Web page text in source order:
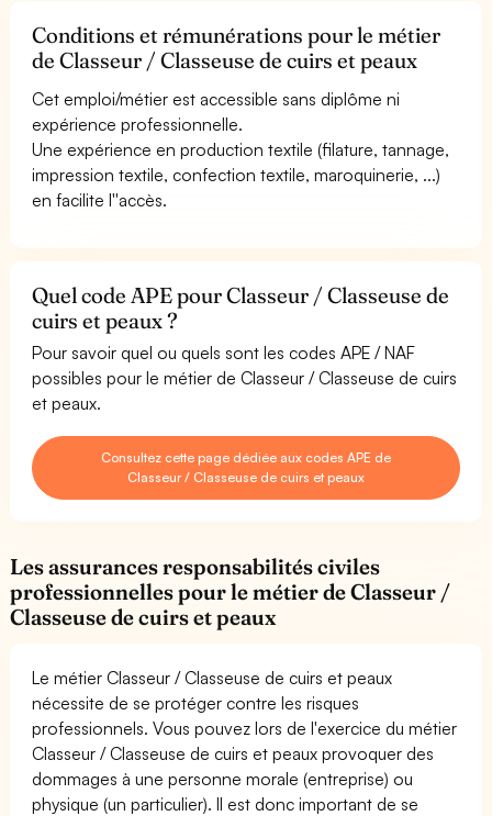
Conditions et rémunérations pour le métier
de Classeur / Classeuse de cuirs et peaux
Cet emploi/métier est accessible sans diplôme ni
expérience professionnelle.
Une expérience en production textile (filature, tannage,
impression textile, confection textile, maroquinerie, ...)
en facilite l''accès.
Quel code APE pour Classeur / Classeuse de
cuirs et peaux ?
Pour savoir quel ou quels sont les codes APE / NAF
possibles pour le métier de Classeur / Classeuse de cuirs
et peaux.
Consultez cette page dédiée aux codes APE de
Classeur / Classeuse de cuirs et peaux
Les assurances responsabilités civiles
professionnelles pour le métier de Classeur /
Classeuse de cuirs et peaux
Le métier Classeur / Classeuse de cuirs et peaux
nécessite de se protéger contre les risques
professionnels. Vous pouvez lors de l'exercice du métier
Classeur / Classeuse de cuirs et peaux provoquer des
dommages à une personne morale (entreprise) ou
physique (un particulier). Il est donc important de se